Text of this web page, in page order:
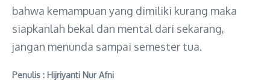
bahwa kemampuan yang dimiliki kurang maka
siapkanlah bekal dan mental dari sekarang,
jangan menunda sampai semester tua.
Penulis : Hijriyanti Nur Afni